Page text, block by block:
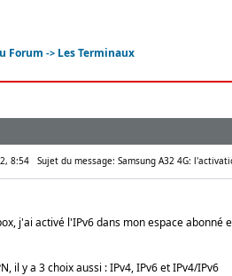
Forum -> Les Terminaux
8:54 Sujet du message: Samsung A32 4G:
j'ai activé l'IPv6 dans mon espace abonné
il y a 3 choix aussi : IPv4, IPv6 et IPv4/IPv6